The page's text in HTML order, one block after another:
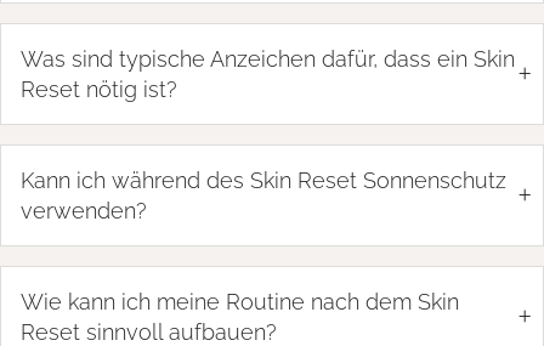
Was sind typische Anzeichen dafür, dass ein Skin
Reset nötig ist?
+
Kann ich während des Skin Reset Sonnenschutz
verwenden?
+
Wie kann ich meine Routine nach dem Skin
Reset sinnvoll aufbauen?
+